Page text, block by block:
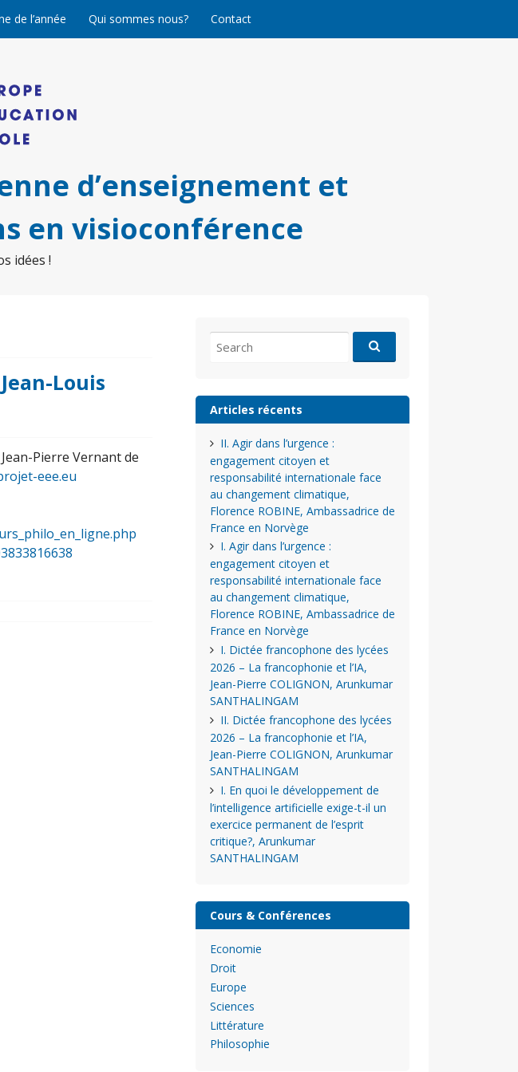
de l’année Qui sommes nous? Contact
d’enseignement et
en visioconférence
idées !
Louis
Pierre Vernant de
eee.eu
for:
Articles récents
II. Agir dans l’urgence :
engagement citoyen et
responsabilité internationale face
au changement climatique,
Florence ROBINE, Ambassadrice de
France en Norvège
I. Agir dans l’urgence :
engagement citoyen et
responsabilité internationale face
au changement climatique,
Florence ROBINE, Ambassadrice de
France en Norvège
I. Dictée francophone des lycées
2026 – La francophonie et l’IA,
Jean-Pierre COLIGNON, Arunkumar
SANTHALINGAM
II. Dictée francophone des lycées
2026 – La francophonie et l’IA,
Jean-Pierre COLIGNON, Arunkumar
SANTHALINGAM
I. En quoi le développement de
l’intelligence artificielle exige-t-il un
exercice permanent de l’esprit
critique?, Arunkumar
SANTHALINGAM
Cours & Conférences
Economie
Droit
Europe
Sciences
Littérature
Philosophie